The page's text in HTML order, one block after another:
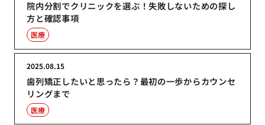
院内分割でクリニックを選ぶ！失敗しないための探し
方と確認事項
医療
歯列矯正したいと思ったら？最初の一歩からカウンセ
リングまで
2025.08.15
医療